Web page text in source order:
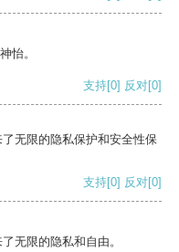
怡。
支持[0] 反对[0]
无限的隐私保护和安全性保
支持[0] 反对[0]
无限的隐私和自由。